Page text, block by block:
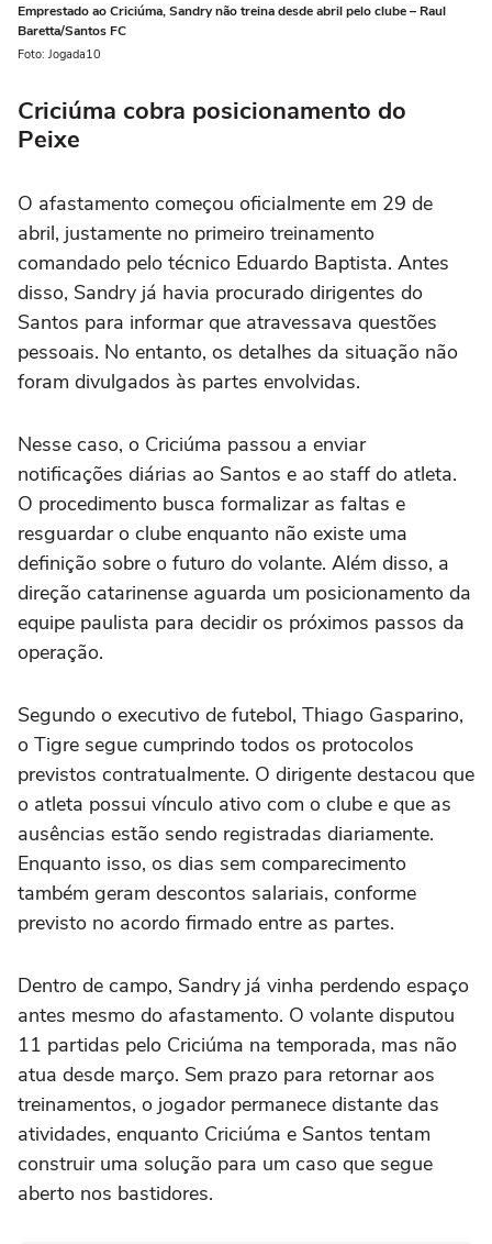
Emprestado ao Criciúma, Sandry não treina desde abril pelo clube – Raul
Baretta/Santos FC
Foto: Jogada10
Criciúma cobra posicionamento do
Peixe
O afastamento começou oficialmente em 29 de
abril, justamente no primeiro treinamento
comandado pelo técnico Eduardo Baptista. Antes
disso, Sandry já havia procurado dirigentes do
Santos para informar que atravessava questões
pessoais. No entanto, os detalhes da situação não
foram divulgados às partes envolvidas.
Nesse caso, o Criciúma passou a enviar
notificações diárias ao Santos e ao staff do atleta.
O procedimento busca formalizar as faltas e
resguardar o clube enquanto não existe uma
definição sobre o futuro do volante. Além disso, a
direção catarinense aguarda um posicionamento da
equipe paulista para decidir os próximos passos da
operação.
Segundo o executivo de futebol, Thiago Gasparino,
o Tigre segue cumprindo todos os protocolos
previstos contratualmente. O dirigente destacou que
o atleta possui vínculo ativo com o clube e que as
ausências estão sendo registradas diariamente.
Enquanto isso, os dias sem comparecimento
também geram descontos salariais, conforme
previsto no acordo firmado entre as partes.
Dentro de campo, Sandry já vinha perdendo espaço
antes mesmo do afastamento. O volante disputou
11 partidas pelo Criciúma na temporada, mas não
atua desde março. Sem prazo para retornar aos
treinamentos, o jogador permanece distante das
atividades, enquanto Criciúma e Santos tentam
construir uma solução para um caso que segue
aberto nos bastidores.